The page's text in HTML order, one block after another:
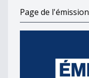
Page de l'émission